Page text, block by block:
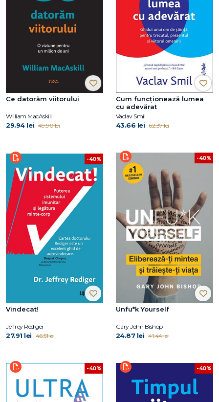
Ce datorăm viitorului
William MacAskill
29.94 lei 49.90 lei
Cum funcționează lumea
cu adevărat
Vaclav Smil
43.66 lei 62.37 lei
-40%
Vindecat!
Jeffrey Rediger
27.91 lei 46.51 lei
-40%
Unfu*k Yourself
Gary John Bishop
24.87 lei 41.44 lei
-40% -40%